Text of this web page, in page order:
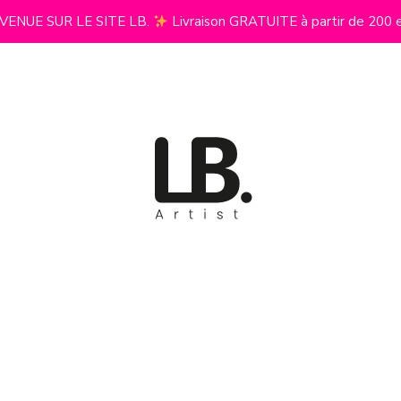
SUR LE SITE LB. Livraison GRATUITE à partir de 200